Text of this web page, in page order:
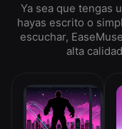
Ya sea que tengas
hayas escrito o
escuchar,
alta